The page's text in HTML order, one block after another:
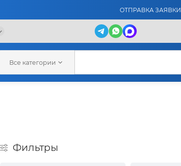
ОТПРАВКА ЗАЯВКИ
Все категории
Фильтры